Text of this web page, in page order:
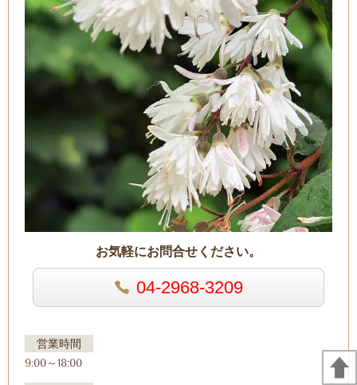
お気軽にお問合せください。
04-2968-3209
営業時間
9:00～18:00